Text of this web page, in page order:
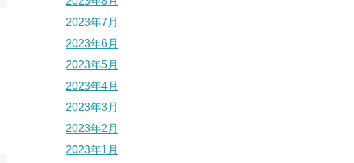
2023年7月
2023年6月
2023年5月
2023年4月
2023年3月
2023年2月
2023年1月